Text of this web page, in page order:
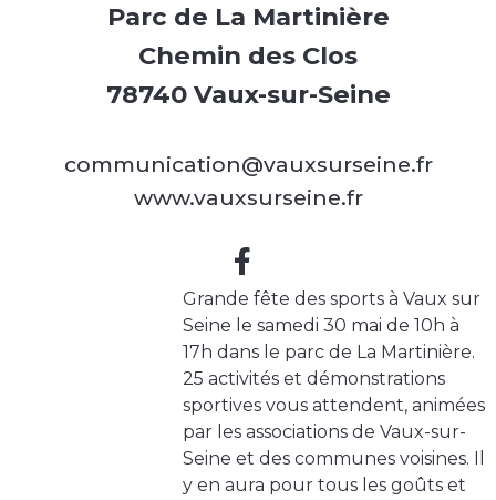
Parc de La Martinière
Chemin des Clos
78740 Vaux-sur-Seine
communication@vauxsurseine.fr
www.vauxsurseine.fr
Grande fête des sports à Vaux sur
Seine le samedi 30 mai de 10h à
17h dans le parc de La Martinière.
25 activités et démonstrations
sportives vous attendent, animées
par les associations de Vaux-sur-
Seine et des communes voisines. Il
y en aura pour tous les goûts et